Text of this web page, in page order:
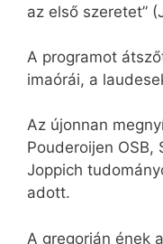
az első szeretet”
A programot
imaórái, a
Az újonnan
Pouderoijen OSB,
Joppich
adott.
A gregorián ének